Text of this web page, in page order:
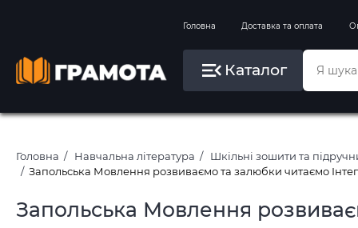
Головна Доставка та оплата
Каталог
Вправи на зимові канікули
Літо, пляж, плавання, басейни
Картини за номерами
Головна Навчальна література Шкільні зошити та
Запольська Мовлення розвиваємо та залюбки читаємо
Запольська Мовлення